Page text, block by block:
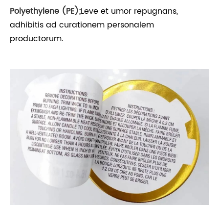
Polyethylene (PE);Leve et umor repugnans,
adhibitis ad curationem personalem
productorum.